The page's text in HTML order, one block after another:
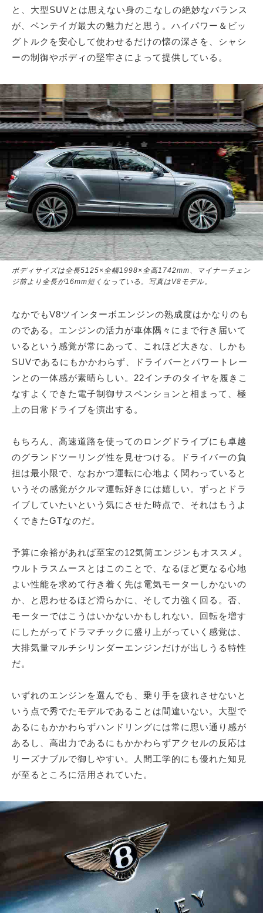
と、大型SUVとは思えない身のこなしの絶妙なバランス
が、ベンテイガ最大の魅力だと思う。ハイパワー＆ビッ
グトルクを安心して使わせるだけの懐の深さを、シャシ
ーの制御やボディの堅牢さによって提供している。
ボディサイズは全長5125×全幅1998×全高1742mm、マイナーチェン
ジ前より全長が16mm短くなっている。写真はV8モデル。
なかでもV8ツインターボエンジンの熟成度はかなりのも
のである。エンジンの活力が車体隅々にまで行き届いて
いるという感覚が常にあって、これほど大きな、しかも
SUVであるにもかかわらず、ドライバーとパワートレー
ンとの一体感が素晴らしい。22インチのタイヤを履きこ
なすよくできた電子制御サスペンションと相まって、極
上の日常ドライブを演出する。
もちろん、高速道路を使ってのロングドライブにも卓越
のグランドツーリング性を見せつける。ドライバーの負
担は最小限で、なおかつ運転に心地よく関わっていると
いうその感覚がクルマ運転好きには嬉しい。ずっとドラ
イブしていたいという気にさせた時点で、それはもうよ
くできたGTなのだ。
予算に余裕があれば至宝の12気筒エンジンもオススメ。
ウルトラスムースとはこのことで、なるほど更なる心地
よい性能を求めて行き着く先は電気モーターしかないの
か、と思わせるほど滑らかに、そして力強く回る。否、
モーターではこうはいかないかもしれない。回転を増す
にしたがってドラマチックに盛り上がっていく感覚は、
大排気量マルチシリンダーエンジンだけが出しうる特性
だ。
いずれのエンジンを選んでも、乗り手を疲れさせないと
いう点で秀でたモデルであることは間違いない。大型で
あるにもかかわらずハンドリングには常に思い通り感が
あるし、高出力であるにもかかわらずアクセルの反応は
リーズナブルで御しやすい。人間工学的にも優れた知見
が至るところに活用されていた。